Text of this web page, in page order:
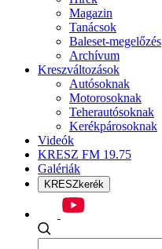
Magazin
Tanácsok
Baleset-megelőzés
Archívum
Kreszváltozások
Autósoknak
Motorosoknak
Teherautósoknak
Kerékpárosoknak
Videók
KRESZ FM 19.75
Galériák
KRESZkerék